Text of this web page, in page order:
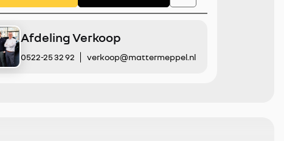
Afdeling Verkoop
0522-25 32 92 verkoop@mattermeppel.nl